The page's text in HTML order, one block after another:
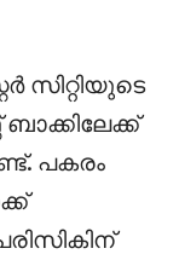
സിറ്റിയുടെ
പകരം